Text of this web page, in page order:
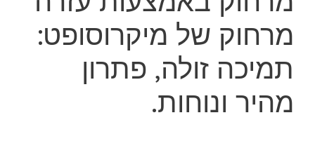
מרחוק של מיקרוסופט:
תמיכה זולה, פתרון
מהיר ונוחות.